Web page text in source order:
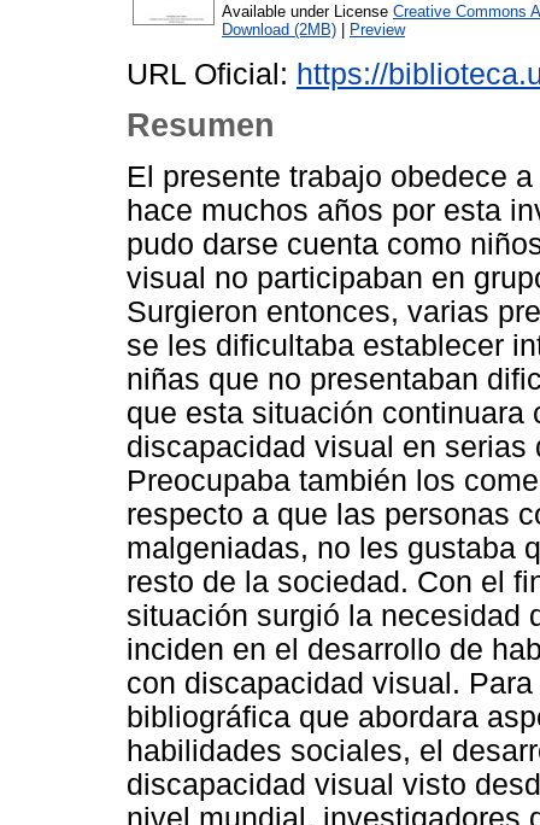
Available under License Creative Commons
Download (2MB)
Preview
URL Oficial: https://
Resumen
El presente trabajo obedece
hace muchos años por esta
pudo darse cuenta como
visual no participaban en
Surgieron entonces, varias
se les dificultaba establecer
niñas que no presentaban
que esta situación
discapacidad visual en
Preocupaba también los
respecto a que las personas
malgeniadas, no les gustaba
resto de la sociedad. Con el
situación surgió la necesidad
inciden en el desarrollo de
con discapacidad visual.
bibliográfica que abordara
habilidades sociales, el
discapacidad visual visto
nivel mundial, investigadores